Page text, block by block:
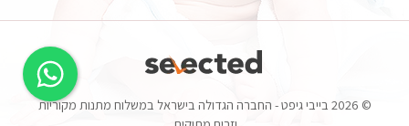
© 2026 בייבי גיפט - החברה הגדולה בישראל במשלוח מתנות מקוריות